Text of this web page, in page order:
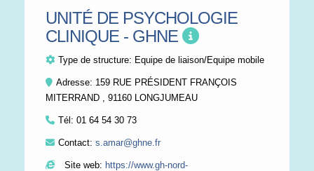
UNITÉ DE PSYCHOLOGIE
CLINIQUE - GHNE
Type de structure: Equipe de liaison/Equipe mobile
Adresse: 159 RUE PRÉSIDENT FRANÇOIS
MITERRAND , 91160 LONGJUMEAU
Tél: 01 64 54 30 73
Contact: s.amar@ghne.fr
Site web: https://www.gh-nord-